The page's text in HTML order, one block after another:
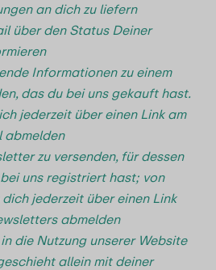
an dich zu liefern
über den Status Deiner
Informationen zu einem
das du bei uns gekauft hast.
jederzeit über einen Link am
abmelden
zu versenden, für dessen
uns registriert hast; von
jederzeit über einen Link
abmelden
die Nutzung unserer Website
allein mit deiner